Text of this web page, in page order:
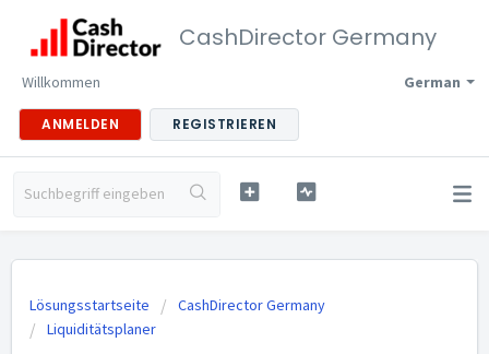
CashDirector Germany
German
Willkommen
ANMELDEN REGISTRIEREN
Lösungsstartseite
CashDirector Germany
Liquiditätsplaner